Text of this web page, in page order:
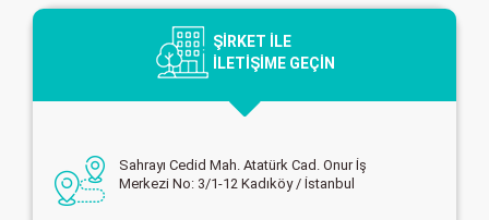
ŞİRKET İLE
İLETİŞİME GEÇİN
Sahrayı Cedid Mah. Atatürk Cad. Onur İş
Merkezi No: 3/1-12 Kadıköy / İstanbul